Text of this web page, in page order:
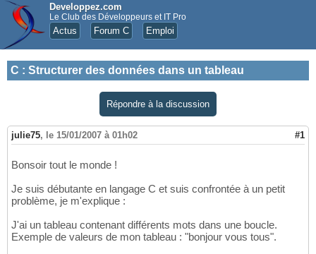
Developpez.com
Le Club des Développeurs et IT Pro
Actus Forum C Emploi
C : Structurer des données dans un tableau
Répondre à la discussion
julie75, le 15/01/2007 à 01h02 #1
Bonsoir tout le monde !
Je suis débutante en langage C et suis confrontée à un petit
problème, je m'explique :
J'ai un tableau contenant différents mots dans une boucle.
Exemple de valeurs de mon tableau : "bonjour vous tous".